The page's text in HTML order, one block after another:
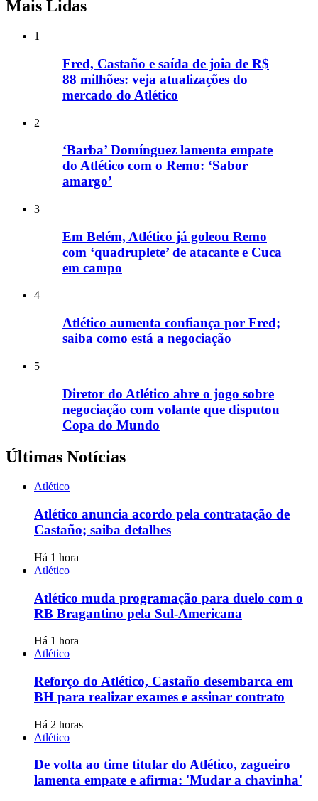
Mais Lidas
1
Fred, Castaño e saída de joia de R$
88 milhões: veja atualizações do
mercado do Atlético
2
‘Barba’ Domínguez lamenta empate
do Atlético com o Remo: ‘Sabor
amargo’
3
Em Belém, Atlético já goleou Remo
com ‘quadruplete’ de atacante e Cuca
em campo
4
Atlético aumenta confiança por Fred;
saiba como está a negociação
5
Diretor do Atlético abre o jogo sobre
negociação com volante que disputou
Copa do Mundo
Últimas Notícias
Atlético
Atlético anuncia acordo pela contratação de
Castaño; saiba detalhes
Há 1 hora
Atlético
Atlético muda programação para duelo com o
RB Bragantino pela Sul-Americana
Há 1 hora
Atlético
Reforço do Atlético, Castaño desembarca em
BH para realizar exames e assinar contrato
Há 2 horas
Atlético
De volta ao time titular do Atlético, zagueiro
lamenta empate e afirma: 'Mudar a chavinha'